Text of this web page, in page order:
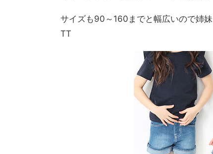
サイズも90～160までと幅広いので姉
TT